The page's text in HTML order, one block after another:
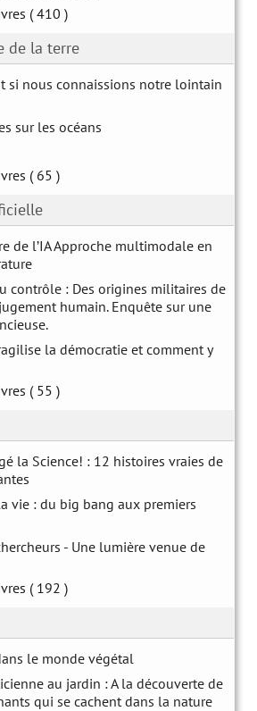
( 410 )
de la terre
si nous connaissions notre lointain
sur les océans
( 65 )
de l’IA Approche multimodale en
contrôle : Des origines militaires de
humain. Enquête sur une
la démocratie et comment y
( 55 )
la Science! : 12 histoires vraies de
vie : du big bang aux premiers
- Une lumière venue de
( 192 )
le monde végétal
au jardin : A la découverte de
qui se cachent dans la nature